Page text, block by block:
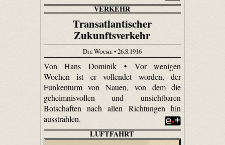
VERKEHR
Transatlantischer
Zukunftsverkehr
Die Woche• 26.8.1916
Von Hans Dominik • Vor wenigen
Wochen ist er vollendet worden, der
Funkenturm von Nauen, von dem die
geheimnisvollen und unsichtbaren
Botschaften nach allen Richtungen hin
ausstrahlen.
LUFTFAHRT